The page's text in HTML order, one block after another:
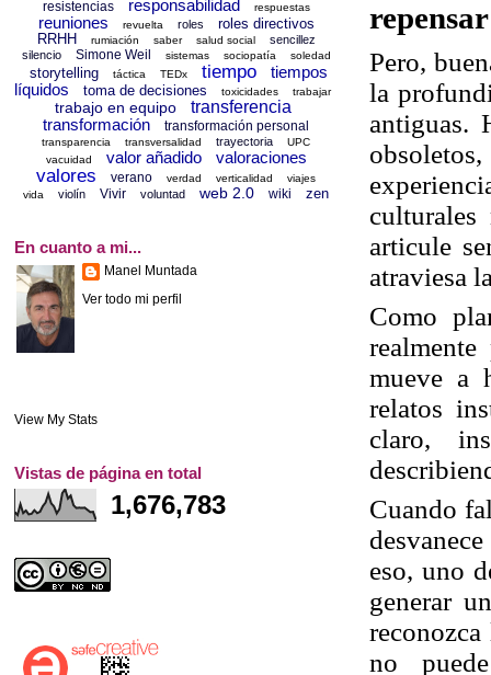
Pero,
la
antiguas.
culturales
articule
atraviesa
Como
mueve a
relatos
claro,
Cuando
eso, uno
generar
no
resistencias responsabilidad respuestas
reuniones revuelta roles
roles directivos
RRHH
rumiación saber salud social
sencillez
silencio
Simone Weil sistemas sociopatía soledad
storytelling táctica TEDx tiempo
tiempos
líquidos
toma de decisiones toxicidades trabajar
trabajo en equipo
transferencia
transformación
transformación personal
transparencia transversalidad trayectoria
UPC
vacuidad
valor añadido valoraciones
valores verano verdad verticalidad
viajes
vida
violín Vivir voluntad web 2.0 wiki zen
En cuanto a mi...
Manel Muntada
Ver todo mi perfil
View My Stats
Vistas de página en total
1,676,783